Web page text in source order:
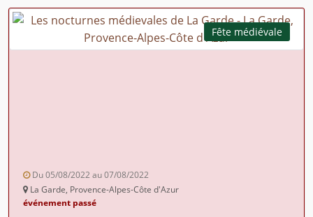
Fête médiévale
Du 05/08/2022 au 07/08/2022
La Garde, Provence-Alpes-Côte d'Azur
événement passé